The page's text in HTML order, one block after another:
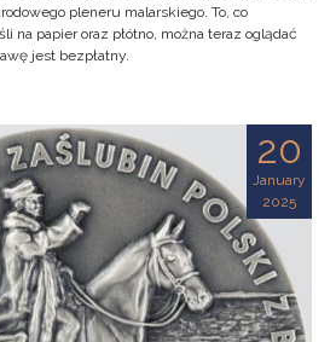
pleneru malarskiego. To, co
na papier oraz płótno, można teraz oglądać
jest bezpłatny.
20
January
2025